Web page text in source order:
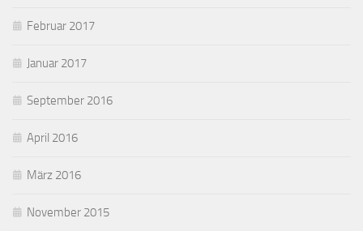
Februar 2017
Januar 2017
September 2016
April 2016
März 2016
November 2015